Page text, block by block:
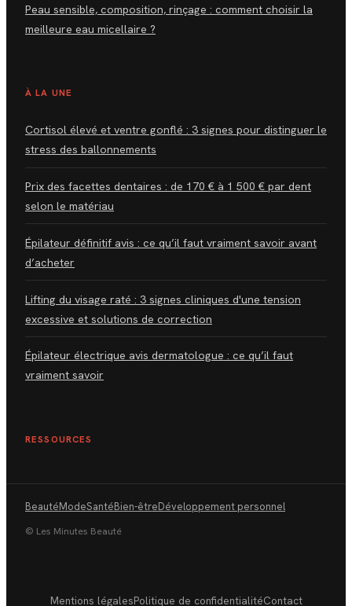
Peau sensible, composition, rinçage : comment choisir la
meilleure eau micellaire ?
À LA UNE
Cortisol élevé et ventre gonflé : 3 signes pour distinguer le
stress des ballonnements
Prix des facettes dentaires : de 170 € à 1 500 € par dent
selon le matériau
Épilateur définitif avis : ce qu’il faut vraiment savoir avant
d’acheter
Lifting du visage raté : 3 signes cliniques d'une tension
excessive et solutions de correction
Épilateur électrique avis dermatologue : ce qu’il faut
vraiment savoir
RESSOURCES
BeautéModeSantéBien-êtreDéveloppement personnel
© Les Minutes Beauté
Mentions légalesPolitique de confidentialitéContact